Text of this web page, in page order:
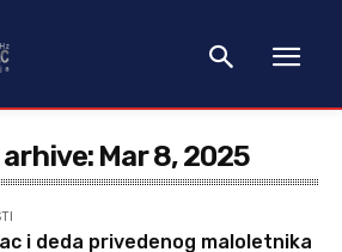
Mar 8, 2025
i deda privedenog maloletnika